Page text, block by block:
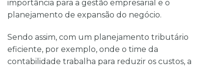
importância para a gestão empresarial e o
planejamento de expansão do negócio.
Sendo assim, com um planejamento tributário
eficiente, por exemplo, onde o time da
contabilidade trabalha para reduzir os custos, a